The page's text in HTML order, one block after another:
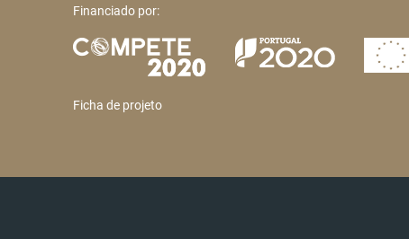
Financiado por:
Ficha de projeto